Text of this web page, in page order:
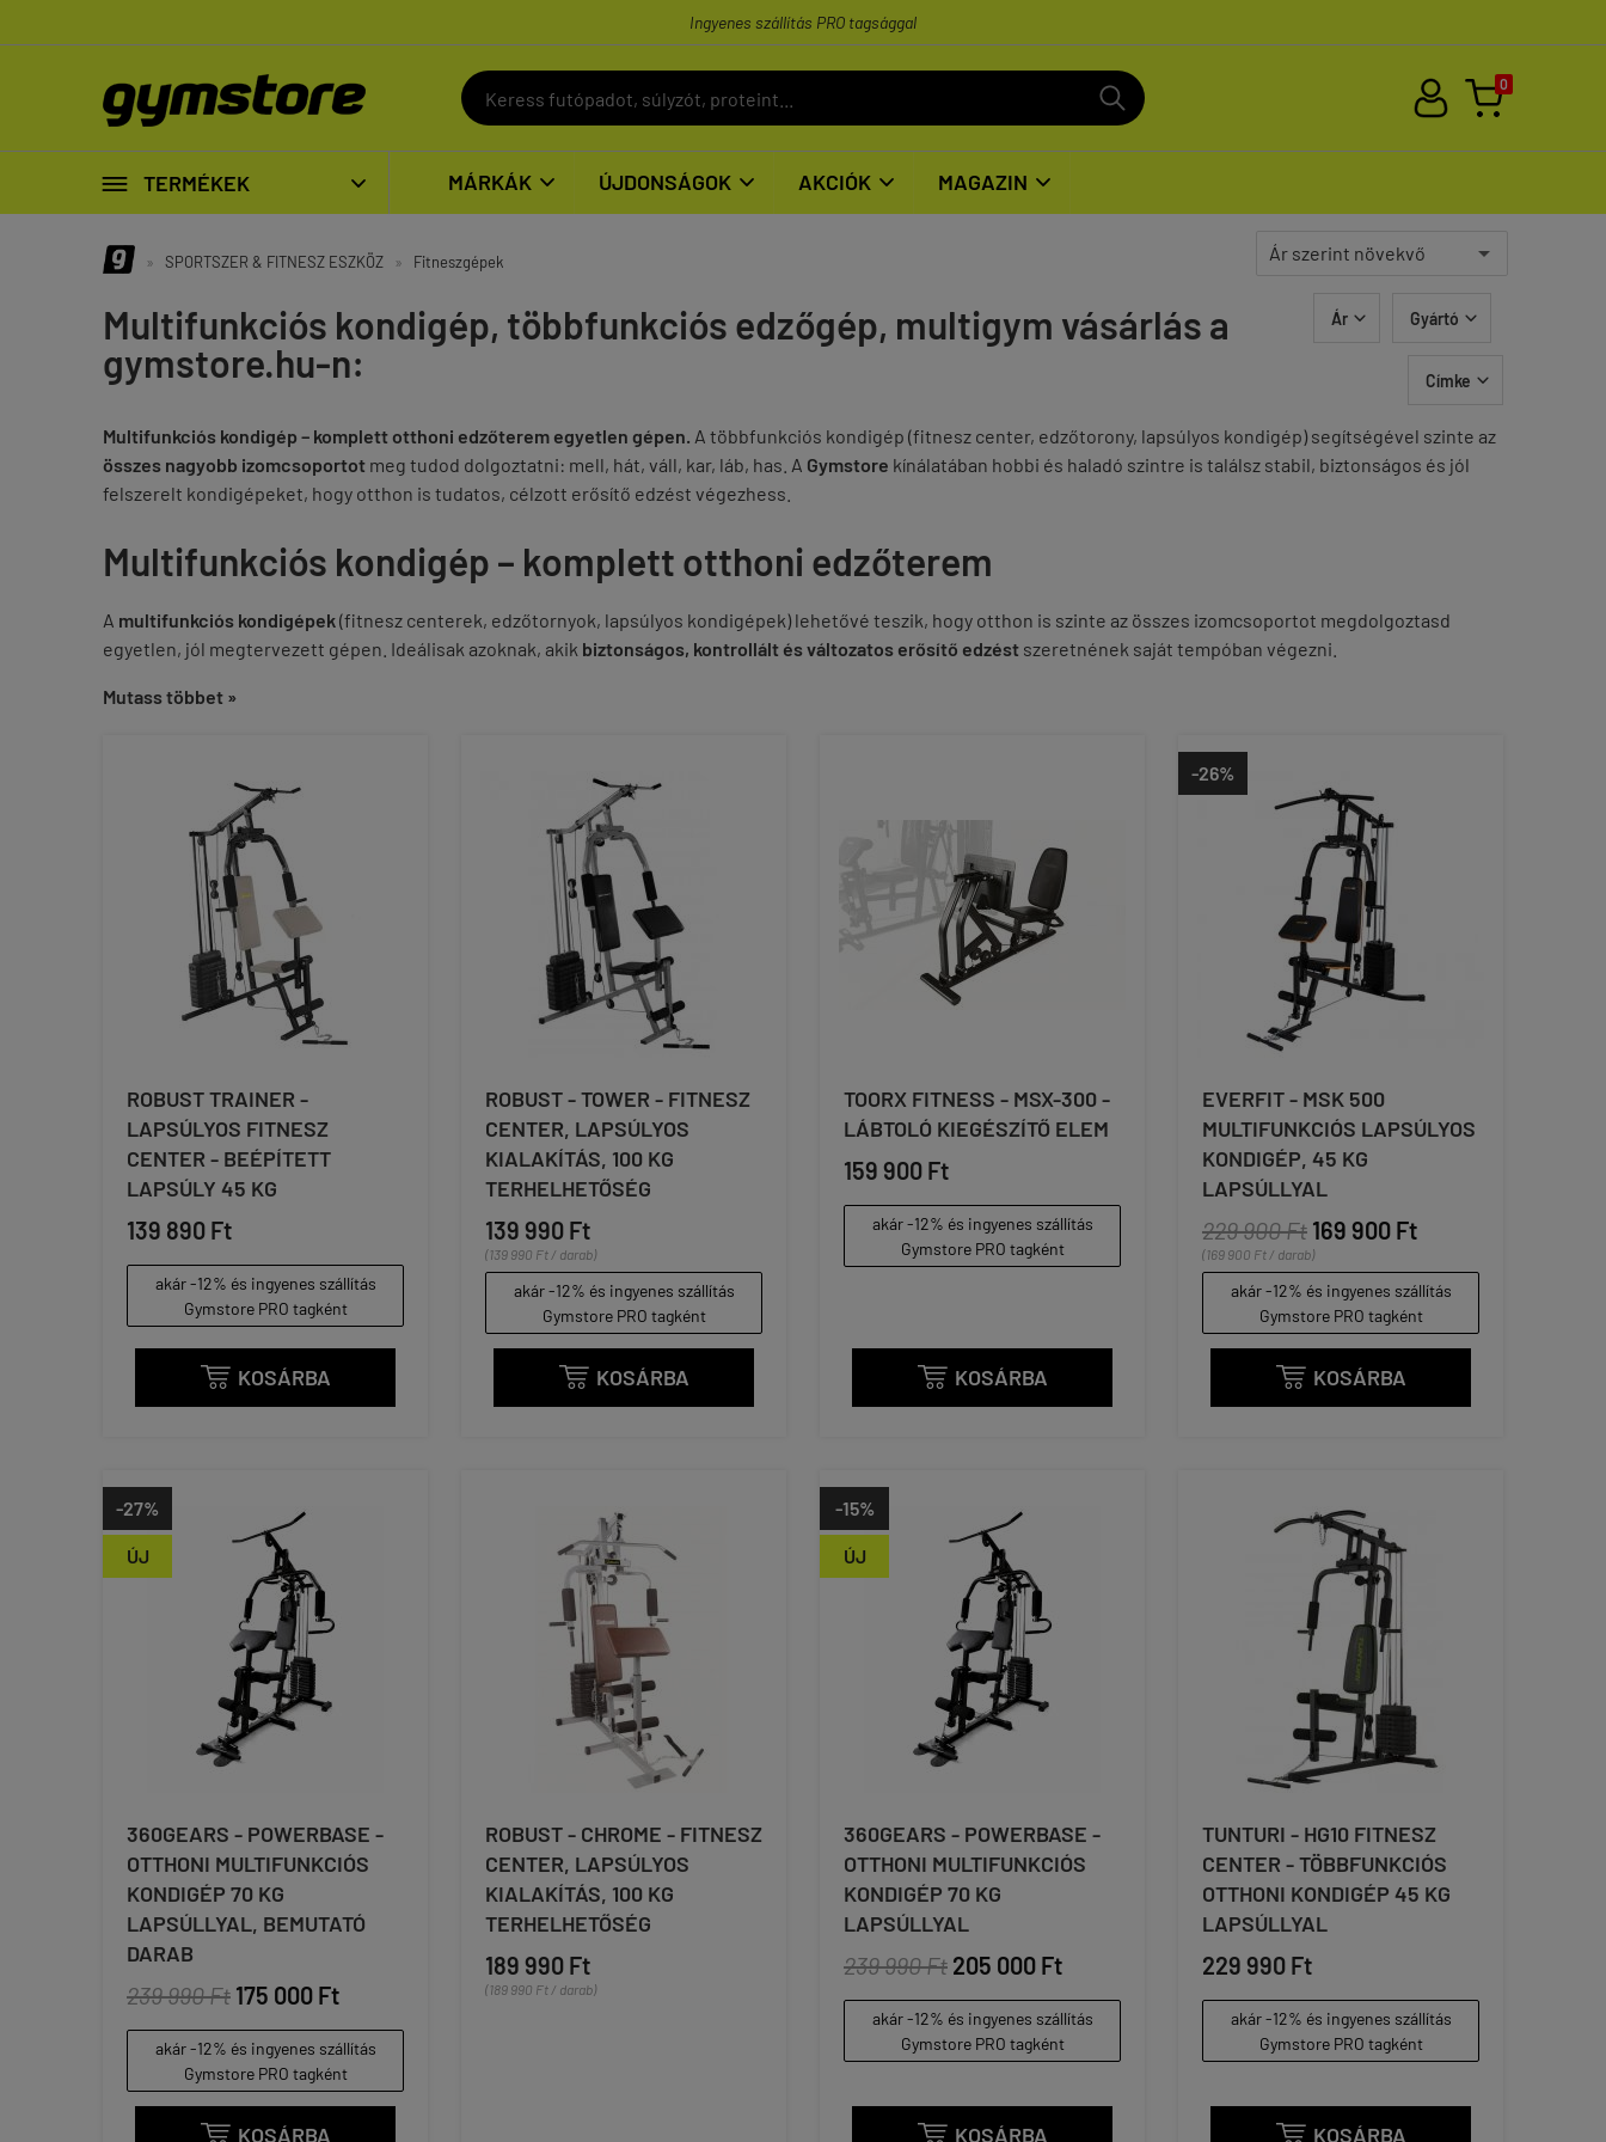
Ingyenes szállítás PRO tagsággal
0
 TERMÉKEK  MÁRKÁK  ÚJDONSÁGOK  AKCIÓK  MAGAZIN 
» SPORTSZER & FITNESZ ESZKÖZ » Fitneszgépek
Multifunkciós kondigép, többfunkciós edzőgép, multigym vásárlás a
gymstore.hu-n:
Ár  Gyártó 
Címke 
Multifunkciós kondigép – komplett otthoni edzőterem egyetlen gépen. A többfunkciós kondigép (fitnesz center, edzőtorony, lapsúlyos kondigép) segítségével szinte az
összes nagyobb izomcsoportot meg tudod dolgoztatni: mell, hát, váll, kar, láb, has. A Gymstore kínálatában hobbi és haladó szintre is találsz stabil, biztonságos és jól
felszerelt kondigépeket, hogy otthon is tudatos, célzott erősítő edzést végezhess.
Multifunkciós kondigép – komplett otthoni edzőterem
A multifunkciós kondigépek(fitnesz centerek, edzőtornyok, lapsúlyos kondigépek) lehetővé teszik, hogy otthon is szinte az összes izomcsoportot megdolgoztasd
egyetlen, jól megtervezett gépen. Ideálisak azoknak, akik biztonságos, kontrollált és változatos erősítő edzést szeretnének saját tempóban végezni.
Mutass többet »
ROBUST TRAINER -
LAPSÚLYOS FITNESZ
CENTER - BEÉPÍTETT
LAPSÚLY 45 KG
139 890 Ft
akár -12% és ingyenes szállítás
Gymstore PRO tagként
 KOSÁRBA
ROBUST - TOWER - FITNESZ
CENTER, LAPSÚLYOS
KIALAKÍTÁS, 100 KG
TERHELHETŐSÉG
139 990 Ft
(139 990 Ft / darab)
akár -12% és ingyenes szállítás
Gymstore PRO tagként
 KOSÁRBA
TOORX FITNESS - MSX-300 -
LÁBTOLÓ KIEGÉSZÍTŐ ELEM
159 900 Ft
akár -12% és ingyenes szállítás
Gymstore PRO tagként
 KOSÁRBA
-26%
EVERFIT - MSK 500
MULTIFUNKCIÓS LAPSÚLYOS
KONDIGÉP, 45 KG
LAPSÚLLYAL
229 900 Ft 169 900 Ft
(169 900 Ft / darab)
akár -12% és ingyenes szállítás
Gymstore PRO tagként
 KOSÁRBA
ÚJ
-27%
360GEARS - POWERBASE -
OTTHONI MULTIFUNKCIÓS
KONDIGÉP 70 KG
LAPSÚLLYAL, BEMUTATÓ
DARAB
239 990 Ft 175 000 Ft
akár -12% és ingyenes szállítás
Gymstore PRO tagként
 KOSÁRBA
ROBUST - CHROME - FITNESZ
CENTER, LAPSÚLYOS
KIALAKÍTÁS, 100 KG
TERHELHETŐSÉG
189 990 Ft
(189 990 Ft / darab)
ÚJ
-15%
360GEARS - POWERBASE -
OTTHONI MULTIFUNKCIÓS
KONDIGÉP 70 KG
LAPSÚLLYAL
239 990 Ft 205 000 Ft
akár -12% és ingyenes szállítás
Gymstore PRO tagként
 KOSÁRBA
TUNTURI - HG10 FITNESZ
CENTER - TÖBBFUNKCIÓS
OTTHONI KONDIGÉP 45 KG
LAPSÚLLYAL
229 990 Ft
akár -12% és ingyenes szállítás
Gymstore PRO tagként
 KOSÁRBA